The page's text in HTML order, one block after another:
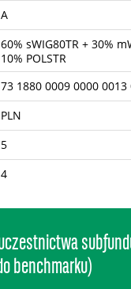
A
60% sWIG80TR + 30%
10% POLSTR
73 1880 0009 0000 0013
PLN
5
4
benchmarku)